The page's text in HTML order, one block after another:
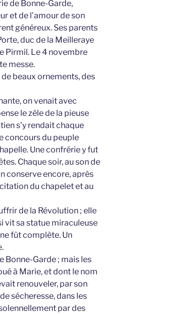
de Bonne-Garde,
et de l’amour de son
généreux. Ses parents
duc de la Meilleraye
Pirmil. Le 4 novembre
messe.
beaux ornements, des
on venait avec
le zèle de la pieuse
s’y rendait chaque
concours du peuple
Une confrérie y fut
Chaque soir, au son de
conserve encore, après
du chapelet et au
de la Révolution ; elle
vit sa statue miraculeuse
fût complète. Un
Bonne-Garde ; mais les
à Marie, et dont le nom
renouveler, par son
sécheresse, dans les
par des